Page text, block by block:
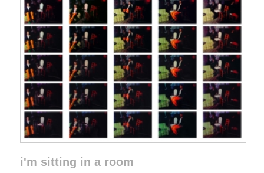
i'm sitting in a room